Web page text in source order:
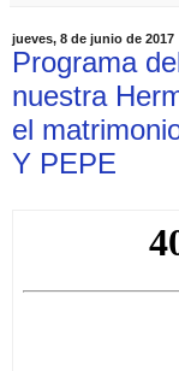
jueves, 8 de junio de 2017
Programa
nuestra
el
Y PEPE